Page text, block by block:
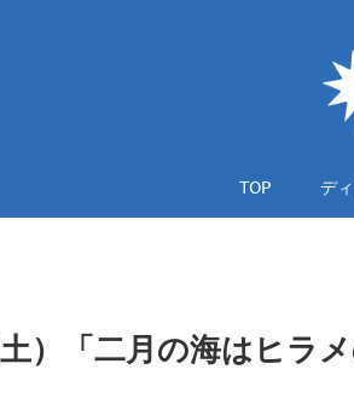
TOP デ
）「二月の海はヒラメ